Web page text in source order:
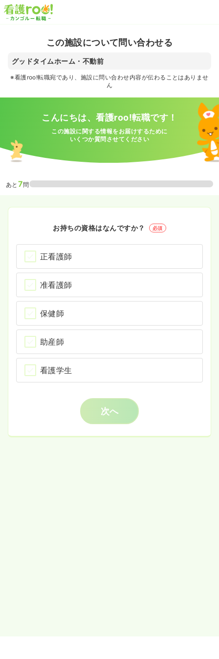
この施設について問い合わせる
グッドタイムホーム・不動前
※看護roo!転職宛であり、施設に問い合わせ内容が伝わることはありませ
ん
こんにちは、看護roo!転職です！
この施設に関する情報をお届けするために
いくつか質問させてください
あと 7問
お持ちの資格はなんですか？ 必須
正看護師
准看護師
保健師
助産師
看護学生
次へ